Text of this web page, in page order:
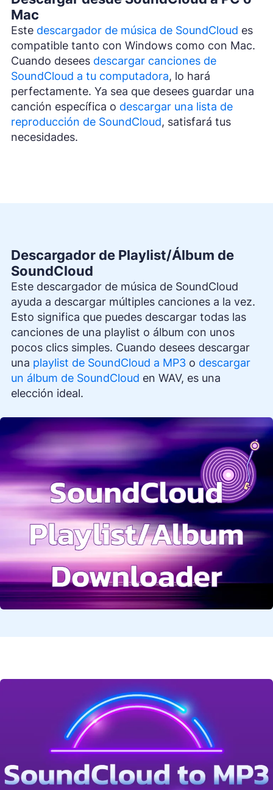
Mac
Este descargador de música de SoundCloud es
compatible tanto con Windows como con Mac.
Cuando desees descargar canciones de
SoundCloud a tu computadora, lo hará
perfectamente. Ya sea que desees guardar una
canción específica o descargar una lista de
reproducción de SoundCloud, satisfará tus
necesidades.
Descargador de Playlist/Álbum de
SoundCloud
Este descargador de música de SoundCloud
ayuda a descargar múltiples canciones a la vez.
Esto significa que puedes descargar todas las
canciones de una playlist o álbum con unos
pocos clics simples. Cuando desees descargar
una playlist de SoundCloud a MP3 o descargar
un álbum de SoundCloud en WAV, es una
elección ideal.